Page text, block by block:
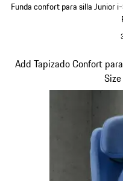
Funda confort para silla Junior
Add Tapizado Confort
Diapositiva 7 de 7